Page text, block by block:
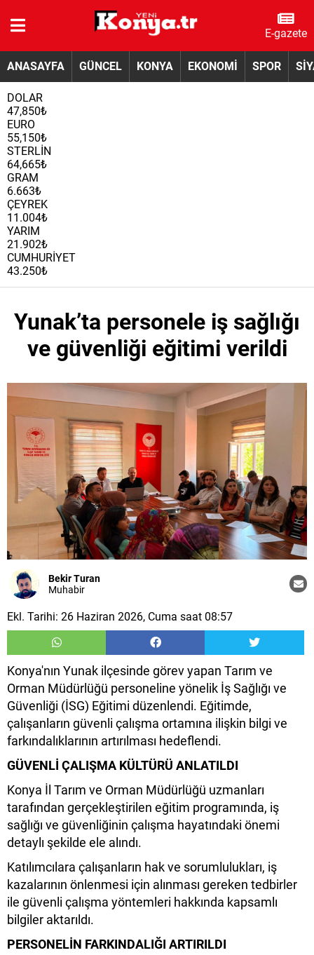
E-gazete
ANASAYFA GÜNCEL KONYA EKONOMİ SPOR
DOLAR
47,850₺
EURO
55,150₺
STERLİN
64,665₺
GRAM
6.663₺
ÇEYREK
11.004₺
YARIM
21.902₺
CUMHURİYET
43.250₺
Yunak’ta personele iş sağlığı
ve güvenliği eğitimi verildi
Bekir Turan
Muhabir
Ekl. Tarihi: 26 Haziran 2026, Cuma saat 08:57
Konya'nın Yunak ilçesinde görev yapan Tarım ve
Orman Müdürlüğü personeline yönelik İş Sağlığı ve
Güvenliği (İSG) Eğitimi düzenlendi. Eğitimde,
çalışanların güvenli çalışma ortamına ilişkin bilgi ve
farkındalıklarının artırılması hedeflendi.
GÜVENLİ ÇALIŞMA KÜLTÜRÜ ANLATILDI
Konya İl Tarım ve Orman Müdürlüğü uzmanları
tarafından gerçekleştirilen eğitim programında, iş
sağlığı ve güvenliğinin çalışma hayatındaki önemi
detaylı şekilde ele alındı.
Katılımcılara çalışanların hak ve sorumlulukları, iş
kazalarının önlenmesi için alınması gereken tedbirler
ile güvenli çalışma yöntemleri hakkında kapsamlı
bilgiler aktarıldı.
PERSONELİN FARKINDALIĞI ARTIRILDI